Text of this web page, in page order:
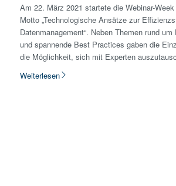
Am 22. März 2021 startete die Webinar-
Motto „Technologische Ansätze zur
Datenmanagement“. Neben Themen rund
und spannende Best Practices gaben die
die Möglichkeit, sich mit Experten
Weiterlesen